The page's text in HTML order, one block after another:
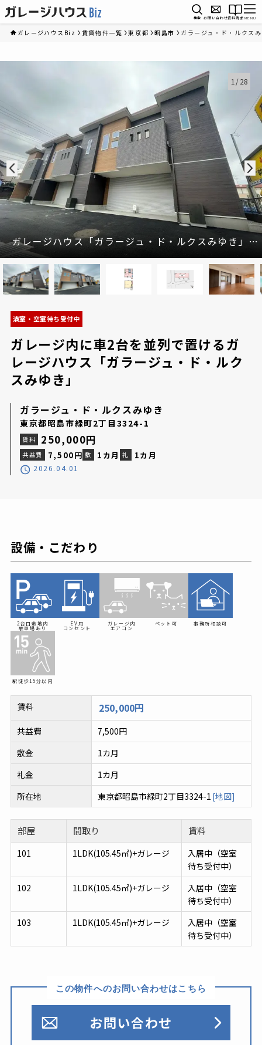
検索 お問い合わせ資料請求 MENU
ガレージハウスBiz 賃貸物件一覧 東京都 昭島市 ガラージュ・ド・ルクス
ガレージハウス「ガラージュ・ド・ルクスみゆき」の
外観①
1 /28
満室・空室待ち受付中
ガレージ内に車2台を並列で置けるガ
レージハウス「ガラージュ・ド・ルク
スみゆき」
ガラージュ・ド・ルクスみゆき
東京都昭島市緑町2丁目3324-1
賃料 250,000円
共益費 7,500円 敷 1カ月 礼 1カ月
2026.04.01
設備・こだわり
2台目敷地内
駐車場あり
EV用
コンセント
ガレージ内
エアコン
ペット可 事務所相談可
駅徒歩15分以内
賃料 250,000円
共益費
7,500円
敷金
1カ月
礼金
1カ月
所在地
東京都昭島市緑町2丁目3324-1 [地図]
部屋 間取り 賃料
101 1LDK(105.45㎡)+ガレージ
入居中（空室
待ち受付中）
102
1LDK(105.45㎡)+ガレージ
入居中（空室
待ち受付中）
103
1LDK(105.45㎡)+ガレージ
入居中（空室
待ち受付中）
この物件へのお問い合わせはこちら
お問い合わせ